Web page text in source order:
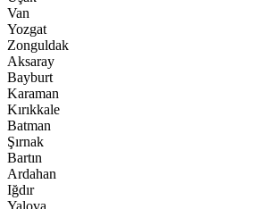
Van
Yozgat
Zonguldak
Aksaray
Bayburt
Karaman
Kırıkkale
Batman
Şırnak
Bartın
Ardahan
Iğdır
Yalova